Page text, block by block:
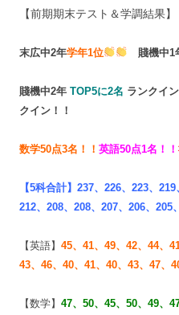
【前期期末テスト＆学調結果】
末広中2年学年1位 賤機中
賤機中2年 TOP5に2名 ランクイ
クイン！！
数学50点3名！！ 英語50点1名！！
【5科合計】237、226、223、
212、208、208、207、206、
【英語】 45、41、49、42、44、
43、46、40、 41、40、43、47、
【数学】 47、50、 45、50、49、